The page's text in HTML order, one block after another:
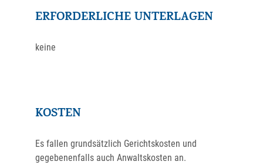
ERFORDERLICHE UNTERLAGEN
keine
KOSTEN
Es fallen grundsätzlich Gerichtskosten und
gegebenenfalls auch Anwaltskosten an.